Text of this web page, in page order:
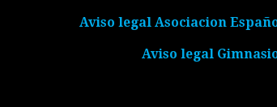
Aviso legal Asociacion
Aviso legal